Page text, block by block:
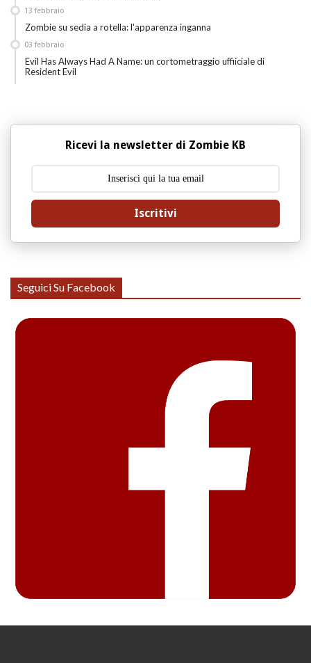
Zombie su sedia a rotella: l'apparenza inganna
13 febbraio
Evil Has Always Had A Name: un cortometraggio uffiiciale di
Resident Evil
03 febbraio
Ricevi la newsletter di Zombie KB
Iscritivi
Seguici Su Facebook